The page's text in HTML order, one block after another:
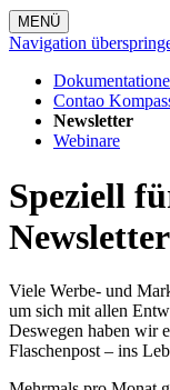
MENÜ
Navigation
Contao
Newsletter
Webinare
Speziell
Viele Werbe- und
um sich mit allen
Deswegen haben wir
Flaschenpost – ins